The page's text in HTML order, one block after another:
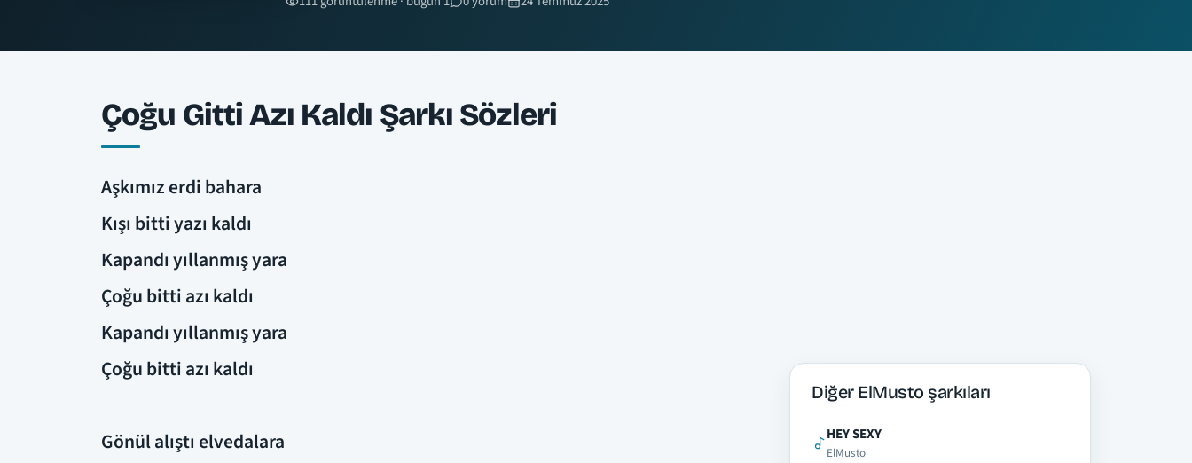
Çoğu Gitti Azı Kaldı Şarkı Sözleri
Aşkımız erdi bahara
Kışı bitti yazı kaldı
Kapandı yıllanmış yara
Çoğu bitti azı kaldı
Kapandı yıllanmış yara
Çoğu bitti azı kaldı
Gönül alıştı elvedalara
Diğer ElMusto şarkıları
HEY SEXY
ElMusto